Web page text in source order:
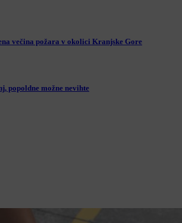
večina požara v okolici Kranjske Gore
popoldne možne nevihte